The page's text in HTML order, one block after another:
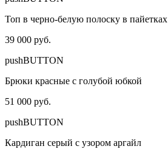
Топ в черно-белую полоску в пайетках
39 000 руб.
pushBUTTON
Брюки красные с голубой юбкой
51 000 руб.
pushBUTTON
Кардиган серый с узором аргайл